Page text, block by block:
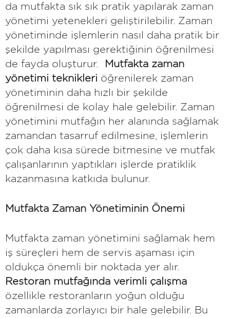
da mutfakta sık sık pratik yapılarak zaman
yönetimi yetenekleri geliştirilebilir. Zaman
yönetiminde işlemlerin nasıl daha pratik bir
şekilde yapılması gerektiğinin öğrenilmesi
de fayda oluşturur. Mutfakta zaman
yönetimi teknikleri öğrenilerek zaman
yönetiminin daha hızlı bir şekilde
öğrenilmesi de kolay hale gelebilir. Zaman
yönetimini mutfağın her alanında sağlamak
zamandan tasarruf edilmesine, işlemlerin
çok daha kısa sürede bitmesine ve mutfak
çalışanlarının yaptıkları işlerde pratiklik
kazanmasına katkıda bulunur.
Mutfakta Zaman Yönetiminin Önemi
Mutfakta zaman yönetimini sağlamak hem
iş süreçleri hem de servis aşaması için
oldukça önemli bir noktada yer alır.
Restoran mutfağında verimli çalışma
özellikle restoranların yoğun olduğu
zamanlarda zorlayıcı bir hale gelebilir. Bu